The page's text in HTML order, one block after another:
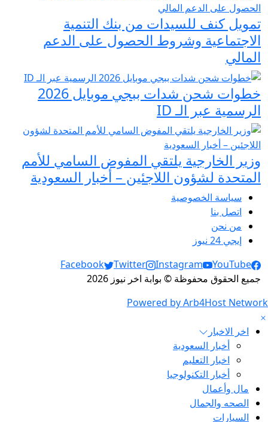
تمويل كنف للسيدات من بنك التنمية
الاجتماعية وشروط الحصول على الدعم
المالي
خطوات شحن شدات ببجي موبايل 2026
الرسمية عبر الـ ID
وزير الخارجية يلتقي المفوض السامي للأمم
المتحدة لشؤون اللاجئين – أخبار السعودية
سياسة الخصوصية
اتصل بنا
من نحن
إيجي 24 نيوز
Social Links
Facebook Twitter Instagram
YouTube
جميع الحقوق محفوظة © بوابة اخر نيوز 2026
Powered by Arb4Host Network
اخر الاخبار
أخبار السعودية
اخبار التعليم
أخبار التكنولوجيا
مال وأعمال
الصحه والجمال
السيارات